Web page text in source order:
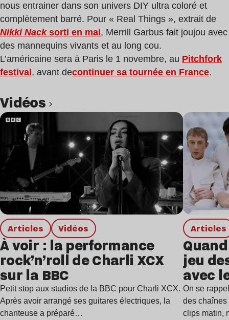
nous entrainer dans son univers DIY ultra coloré et
complètement barré. Pour « Real Things », extrait de
Nikki Nacksorti en mai, Merrill Garbus fait joujou avec
des mannequins vivants et au long cou.
L’américaine sera à Paris le 1 novembre, au Pitchfork
festival , avant decontinuer sa tournée en France.
Vidéos
Articles Vidéos
À voir : la performance
rock’n’roll de Charli XCX
sur la BBC
Petit stop aux studios de la BBC pour Charli XCX.
Après avoir arrangé ses guitares électriques, la
chanteuse a préparé…
Articles
jeu
avec
On se
des
clips matin,